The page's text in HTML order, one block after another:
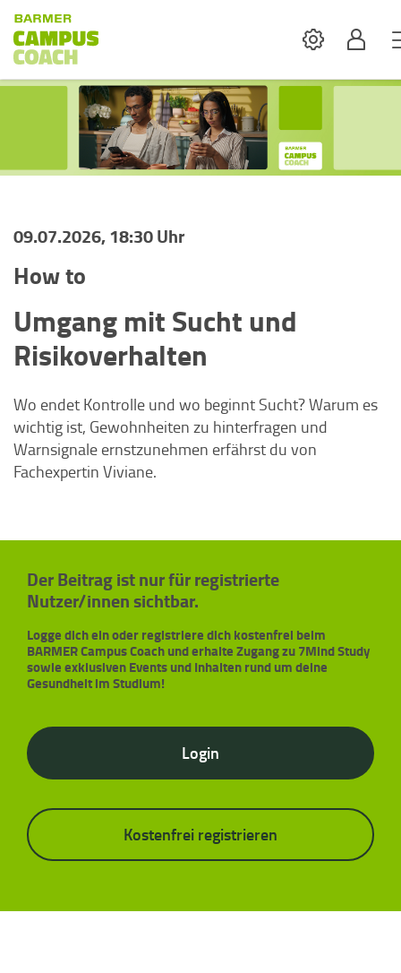
SettingsProfil
09.07.2026, 18:30 Uhr
How to
Umgang mit Sucht und
Risikoverhalten
Wo endet Kontrolle und wo beginnt Sucht? Warum es
wichtig ist, Gewohnheiten zu hinterfragen und
Warnsignale ernstzunehmen erfährst du von
Fachexpertin Viviane.
Der Beitrag ist nur für registrierte
Nutzer/innen sichtbar.
Logge dich ein oder registriere dich kostenfrei beim
BARMER Campus Coach und erhalte Zugang zu 7Mind Study
sowie exklusiven Events und Inhalten rund um deine
Gesundheit im Studium!
Login
Kostenfrei registrieren